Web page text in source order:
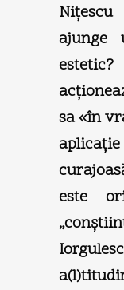
ajunge
sa «în
este